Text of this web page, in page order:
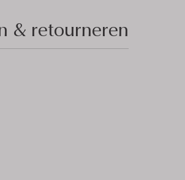
& retourneren